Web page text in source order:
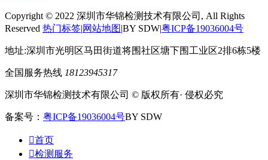
Copyright © 2022 深圳市华锦检测技术有限公司, All Rights
Reserved 热门标签|网站地图|BY SDW|粤ICP备19036004号
地址:深圳市光明区马田街道将围社区塘下围工业区2排6栋5楼
全国服务热线 18123945317
深圳市华锦检测技术有限公司 © 版权所有· 侵权必究
备案号： 粤ICP备19036004号BY SDW
首页
检测服务